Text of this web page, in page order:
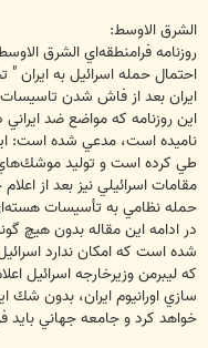
الشرق الاوسط:
روزنامه فرامنطقه‌اي الشرق
احتمال حمله اسرائيل به
ايران بعد از فاش شدن
اين روزنامه كه مواضع ضد ايراني
ناميده است، مدعي شده است:
طي كرده است و توليد موشك‌هاي
مقامات اسرائيلي نيز بعد از
حمله نظامي به تأسيسات
در ادامه اين مقاله بدون هيچ
شده است كه امكان ندارد
كه ليبرمن وزيرخارجه اسرائيل
سازي اورانيوم ايران، بدون
خواهد كرد و جامعه جهاني بايد